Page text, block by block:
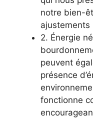
notre bien-
ajustements
2. Énergie
peuvent
présence
fonctionne